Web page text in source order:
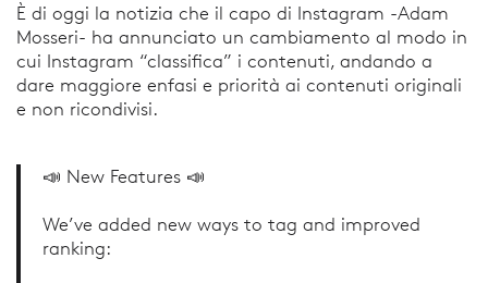
È di oggi la notizia che il capo di Instagram -Adam
Mosseri- ha annunciato un cambiamento al modo in
cui Instagram “classifica” i contenuti, andando a
dare maggiore enfasi e priorità ai contenuti originali
e non ricondivisi.
📣 New Features 📣
We’ve added new ways to tag and improved
ranking: